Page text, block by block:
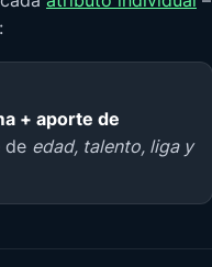
+ aporte de
de edad, talento, liga y